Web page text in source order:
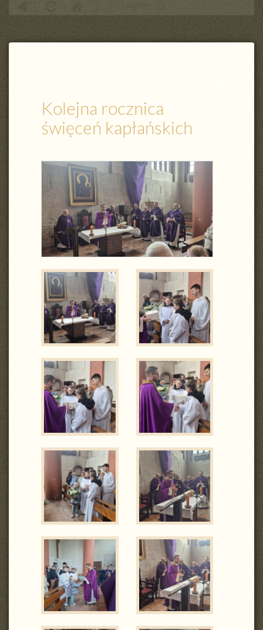
Kolejna rocznica święceń kapłańskich
Kolejna rocznica
święceń kapłańskich